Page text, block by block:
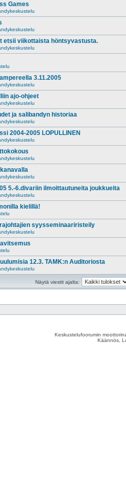
Games
etsii viikottaista höntsyvastusta.
3.11.2005
ajo-ohjeet
ja salibandyn historiaa
2004-2005 LOPULLINEN
5.-6.divariin ilmoittautuneita joukkueita
kielillä!
syysseminaariristeily
12.3. TAMK:n Auditoriosta
Näytä viestit ajalta:
Keskustelufoorumin
Käännös,